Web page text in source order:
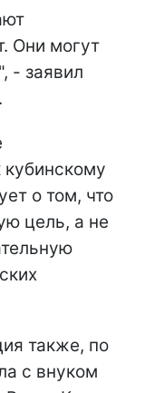
Они могут
- заявил
о том, что
цель, а не
также, по
с внуком